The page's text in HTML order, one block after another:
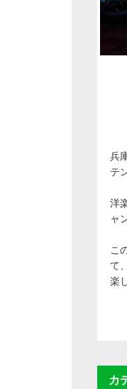
兵
テ
洋
ャ
こ
て
楽
カ